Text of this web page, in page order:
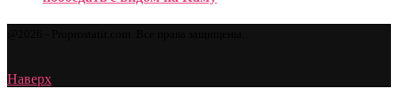
Наверх